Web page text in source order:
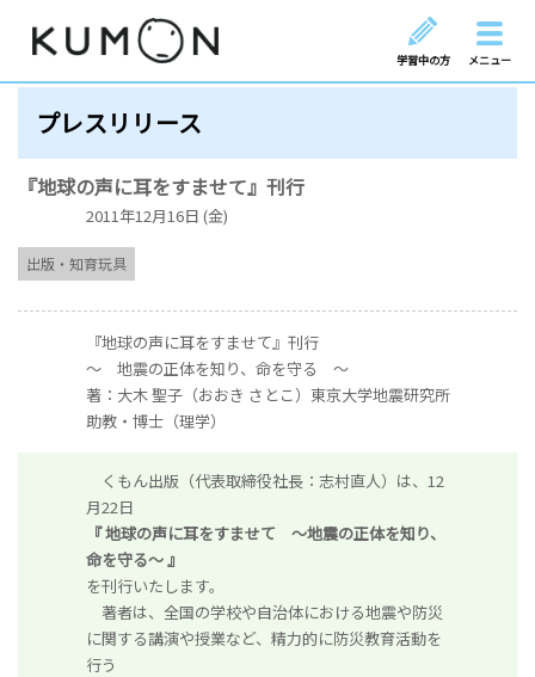
学習中の方 メニュー
プレスリリース
『地球の声に耳をすませて』刊行
2011年12月16日 (金)
出版・知育玩具
『地球の声に耳をすませて』刊行
～ 地震の正体を知り、命を守る ～
著：大木 聖子（おおき さとこ）東京大学地震研究所
助教・博士（理学）
くもん出版（代表取締役社長：志村直人）は、12
月22日
『 地球の声に耳をすませて ～地震の正体を知り、
命を守る～ 』
を刊行いたします。
著者は、全国の学校や自治体における地震や防災
に関する講演や授業など、精力的に防災教育活動を
行う